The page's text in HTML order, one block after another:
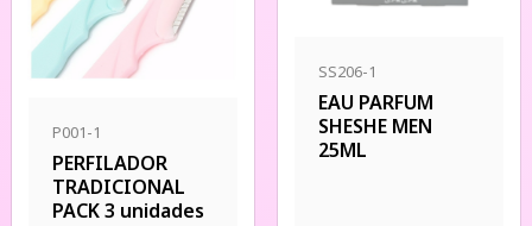
P001-1
PERFILADOR
TRADICIONAL
PACK 3 unidades
SS206-1
EAU PARFUM
SHESHE MEN
25ML